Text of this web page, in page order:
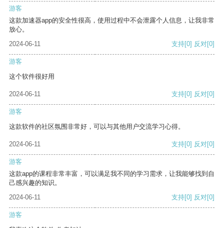
游客
这款加速器app的安全性很高，使用过程中不会泄露个人信息，让我非常
放心。
2024-06-11
支持[0] 反对[0]
游客
这个软件很好用
2024-06-11 支持[0] 反对[0]
游客
这款软件的社区氛围非常好，可以与其他用户交流学习心得。
2024-06-11 支持[0] 反对[0]
游客
这款app的课程非常丰富，可以满足我不同的学习需求，让我能够找到自
己感兴趣的知识。
2024-06-11
支持[0] 反对[0]
游客